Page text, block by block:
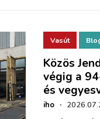
Vasút
Közös
végig a
és
iho ·